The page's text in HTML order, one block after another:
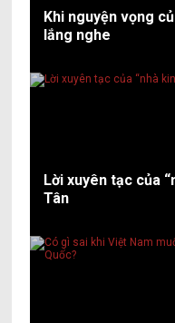
Khi nguyện vọng
lắng nghe
Lời xuyên tạc của
Tân